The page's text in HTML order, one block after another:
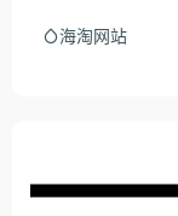
海淘网站